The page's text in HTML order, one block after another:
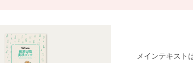
メインテキスト